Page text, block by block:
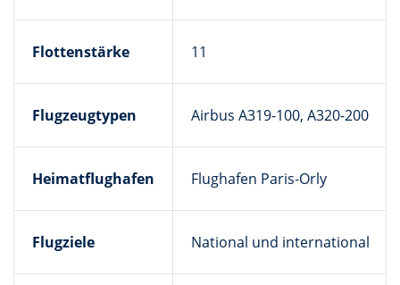
Flottenstärke 11
Flugzeugtypen Airbus A319-100, A320-200
Heimatflughafen Flughafen Paris-Orly
Flugziele National und international